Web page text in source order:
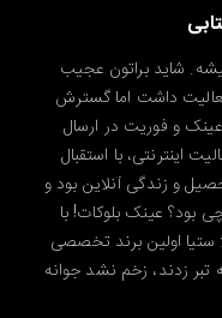
شاید براتون عجیب
داشت اما گسترش
و فوریت در ارسال
اینترنتی، با استقبال
و زندگی آنلاین بود و
بود؟ عینک بلوکات! با
ستیا اولین برند تخصصی
تبر زدند، زخم نشد جوانه